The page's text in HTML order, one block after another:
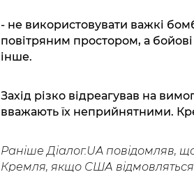
- не використовувати важкі
повітряним простором, а
інше.
Захід різко відреагував на
вважають їх неприйнятними.
Раніше Діалог.UA повідомляв,
Кремля, якщо США